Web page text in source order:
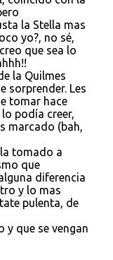
la Stella mas
yo?, no sé,
que sea lo
la Quilmes
sorprender. Les
tomar hace
podía creer,
marcado (bah,
tomado a
que
diferencia
y lo mas
pulenta, de
y que se vengan